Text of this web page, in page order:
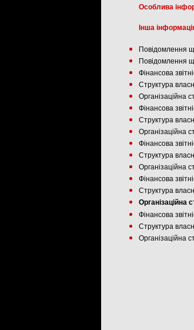
Особлива
Інша
Повідомлення
Повідомлення
Фінансова
Структура
Організаційна
Фінансова
Структура
Організаційна
Фінансова
Структура
Організаційна
Фінансова
Структура
Організаційна
Фінансова
Структура
Організаційна